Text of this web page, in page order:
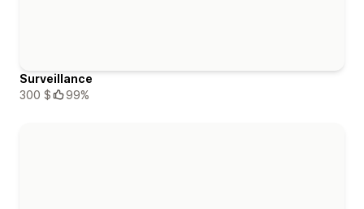
Surveillance
300 $
99%